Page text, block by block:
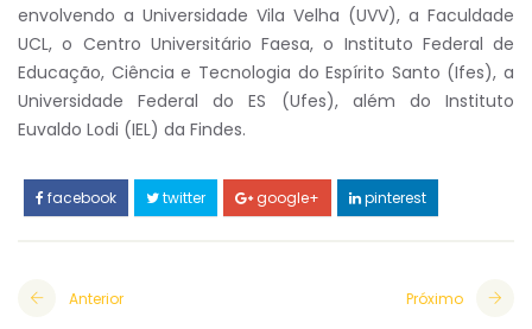
envolvendo a Universidade Vila Velha (UVV), a Faculdade
UCL, o Centro Universitário Faesa, o Instituto Federal de
Educação, Ciência e Tecnologia do Espírito Santo (Ifes), a
Universidade Federal do ES (Ufes), além do Instituto
Euvaldo Lodi (IEL) da Findes.
facebook twitter google+ pinterest
Anterior Próximo